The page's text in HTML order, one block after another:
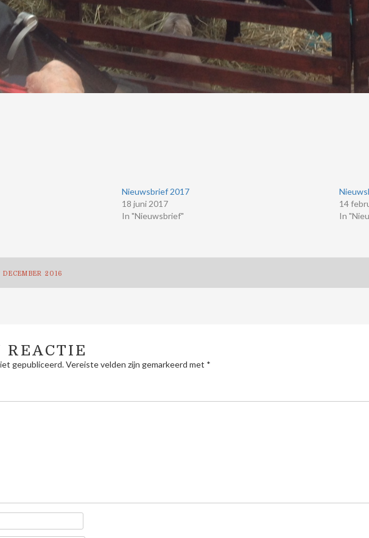
Nieuwsbrief 2017
18 juni 2017
In "Nieuwsbrief"
14
In
DECEMBER 2016
REACTIE
gepubliceerd.Vereiste velden zijn gemarkeerd met *